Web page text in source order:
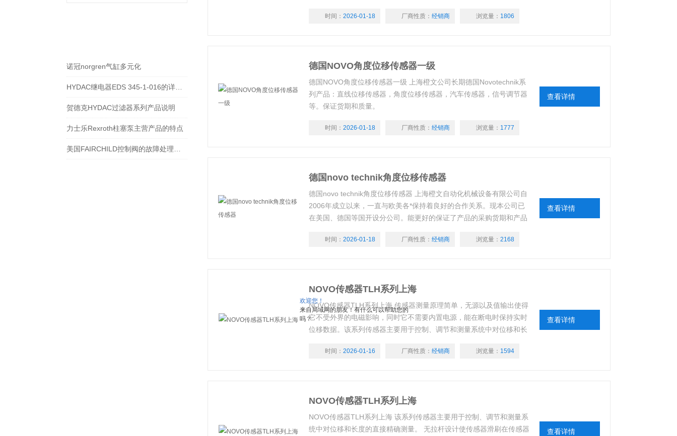
欢迎您！
来自局域网的朋友！有什么可以帮助您的
吗？
诺冠norgren气缸多元化
贺德克HYDAC过滤器系列产品说明
力士乐Rexroth柱塞泵主营产品的特点
时间： 2026-01-18 厂商性质： 经销商 浏览量： 1806
德国NOVO角度位移传感器一级
德国NOVO角度位移传感器一级 上海橙文公司长期德国Novotechnik系
列产品：直线位移传感器，角度位移传感器，汽车传感器，信号调节器
等。保证货期和质量。
时间： 2026-01-18 厂商性质： 经销商 浏览量： 1777
查看详情
德国novo technik角度位移传感器
德国novo technik角度位移传感器 上海橙文自动化机械设备有限公司自
2006年成立以来，一直与欧美各*保持着良好的合作关系。现本公司已
在美国、德国等国开设分公司。能更好的保证了产品的采购货期和产品
时间： 2026-01-18 厂商性质： 经销商 浏览量： 2168
查看详情
NOVO传感器TLH系列上海
NOVO传感器TLH系列上海 传感器测量原理简单，无源以及值输出使得
它不受外界的电磁影响，同时它不需要内置电源，能在断电时保持实时
位移数据。该系列传感器主要用于控制、调节和测量系统中对位移和长
长度方向移动，这样就避免了一般传感器常见的由于“泵”效应引起的传
时间： 2026-01-16 厂商性质： 经销商 浏览量： 1594
查看详情
NOVO传感器TLH系列上海
NOVO传感器TLH系列上海 该系列传感器主要用于控制、调节和测量系
统中对位移和长度的直接精确测量。 无拉杆设计使传感器滑刷在传感器
查看详情